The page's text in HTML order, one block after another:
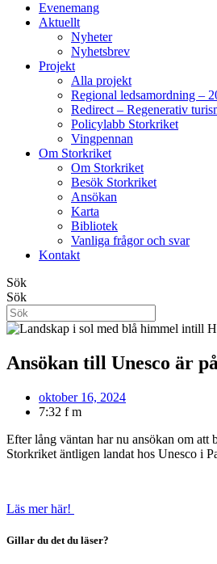
Evenemang
Aktuellt
Nyheter
Nyhetsbrev
Projekt
Alla projekt
Regional ledsamordning –
Redirect – Regenerativ
Policylabb Storkriket
Vingpennan
Om Storkriket
Om Storkriket
Besök Storkriket
Ansökan
Karta
Bibliotek
Vanliga frågor och svar
Kontakt
Sök
Sök
Ansökan till Unesco är
oktober 16, 2024
7:32 f m
Efter lång väntan har nu ansökan om att
Storkriket äntligen landat hos Unesco i
Läs mer här!
Gillar du det du läser?